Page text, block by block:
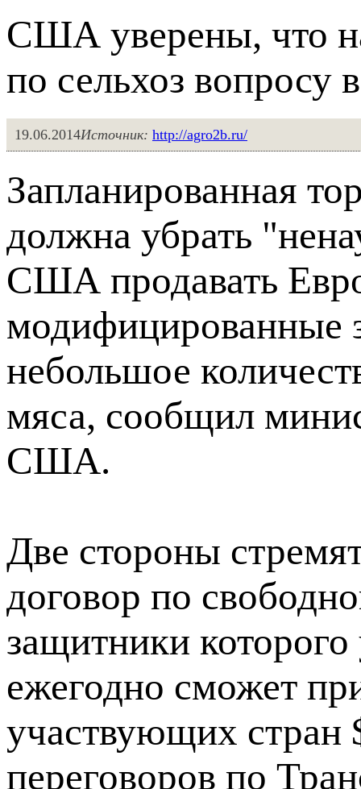
США уверены, что
по сельхоз вопросу
19.06.2014Источник: http://agro2b.ru/
Запланированная
должна убрать
США продавать
модифицированные
небольшое
мяса, сообщил
США.
Две стороны
договор по
защитники
ежегодно сможет
участвующих стран
переговоров по